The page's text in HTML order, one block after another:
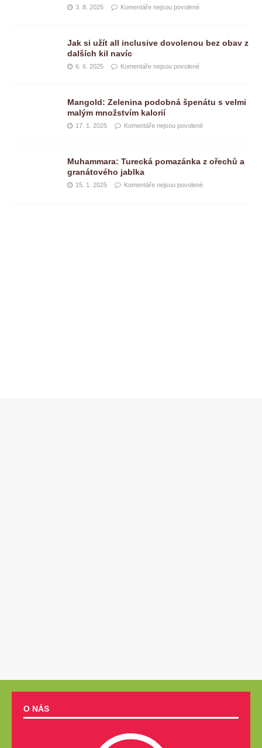
3. 8. 2025 Komentáře nejsou povolené
Jak si užít all inclusive dovolenou bez obav z
dalších kil navíc
6. 6. 2025 Komentáře nejsou povolené
Mangold: Zelenina podobná špenátu s velmi
malým množstvím kalorií
17. 1. 2025 Komentáře nejsou povolené
Muhammara: Turecká pomazánka z ořechů a
granátového jablka
15. 1. 2025 Komentáře nejsou povolené
O NÁS